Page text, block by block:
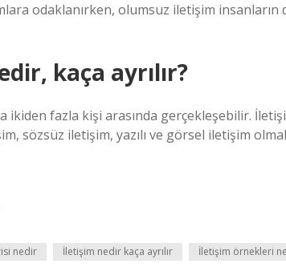
odaklanırken, olumsuz iletişim insanların
kaça ayrılır?
ikiden fazla kişi arasında gerçekleşebilir.
sözsüz iletişim, yazılı ve görsel iletişim
nedir İletişim nedir kaça ayrılır İletişim örnekleri